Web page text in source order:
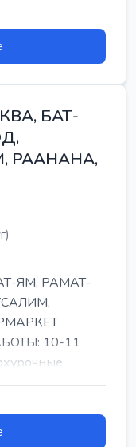
БАТ-
РААНАНА,
ЯМ, РАМАТ-
10-11